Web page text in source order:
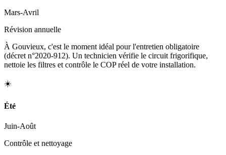
Mars-Avril
Révision annuelle
À Gouvieux, c'est le moment idéal pour l'entretien obligatoire
(décret n°2020-912). Un technicien vérifie le circuit frigorifique,
nettoie les filtres et contrôle le COP réel de votre installation.
☀️
Été
Juin-Août
Contrôle et nettoyage